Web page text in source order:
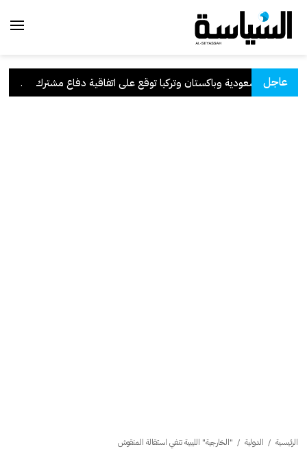
عاجلالسعودية وباكستان وتركيا توقع على اتفاقية دفاع مشترك
الرئيسية / الدولية / "الخارجية" الليبية تنفي استقالة المنقوش